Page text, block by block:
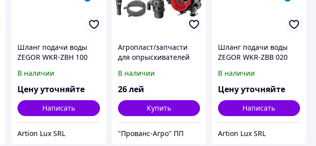
Шланг подачи воды
ZEGOR WKR-ZBH 100
В наличии
Цену уточняйте
Написать
Artion Lux SRL
Агропласт/запчасти
для опрыскивателей
В наличии
26 лей
Купить
"Прованс-Агро" ПП
Шланг подачи воды
ZEGOR WKR-ZBB 020
В наличии
Цену уточняйте
Написать
Artion Lux SRL